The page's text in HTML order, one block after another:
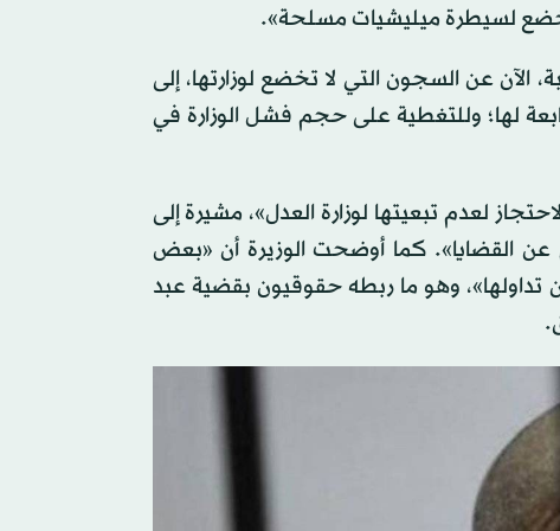
لسيطرة ميليشيات مسلحة».
الآن عن السجون التي لا تخضع لوزارتها، إلى
لها؛ وللتغطية على حجم فشل الوزارة في
لعدم تبعيتها لوزارة العدل»، مشيرة إلى
عن القضايا». كما أوضحت الوزيرة أن «بعض
وهو ما ربطه حقوقيون بقضية عبد